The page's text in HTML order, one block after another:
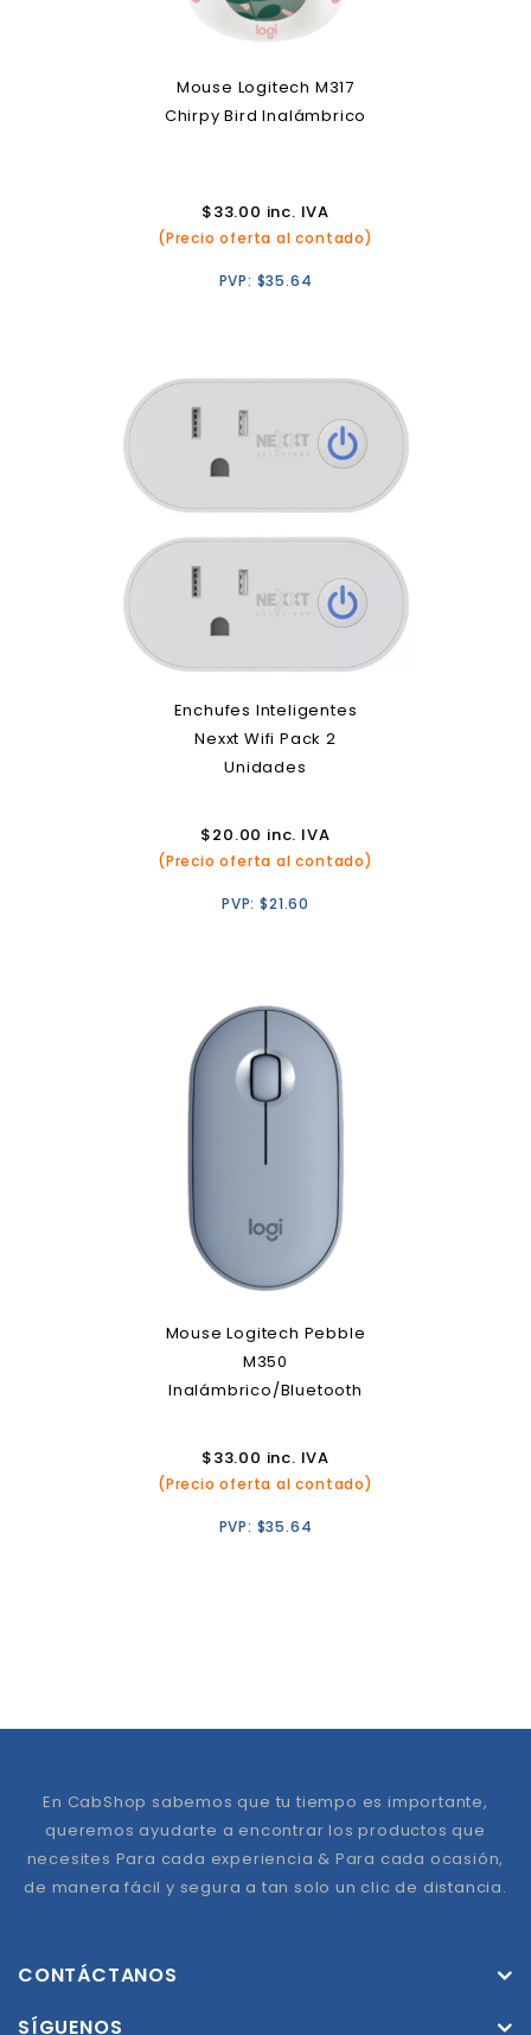
Mouse Logitech M317
Chirpy Bird Inalámbrico
$33.00 inc. IVA
(Precio oferta al contado)
PVP: $35.64
Enchufes Inteligentes
Nexxt Wifi Pack 2
Unidades
$20.00 inc. IVA
(Precio oferta al contado)
PVP:$21.60
Mouse Logitech Pebble
M350
Inalámbrico/Bluetooth
$33.00 inc. IVA
(Precio oferta al contado)
PVP: $35.64
En CabShop sabemos que tu tiempo es importante,
queremos ayudarte a encontrar los productos que
necesites Para cada experiencia & Para cada ocasión,
de manera fácil y segura a tan solo un clic de distancia.
CONTÁCTANOS
SÍGUENOS